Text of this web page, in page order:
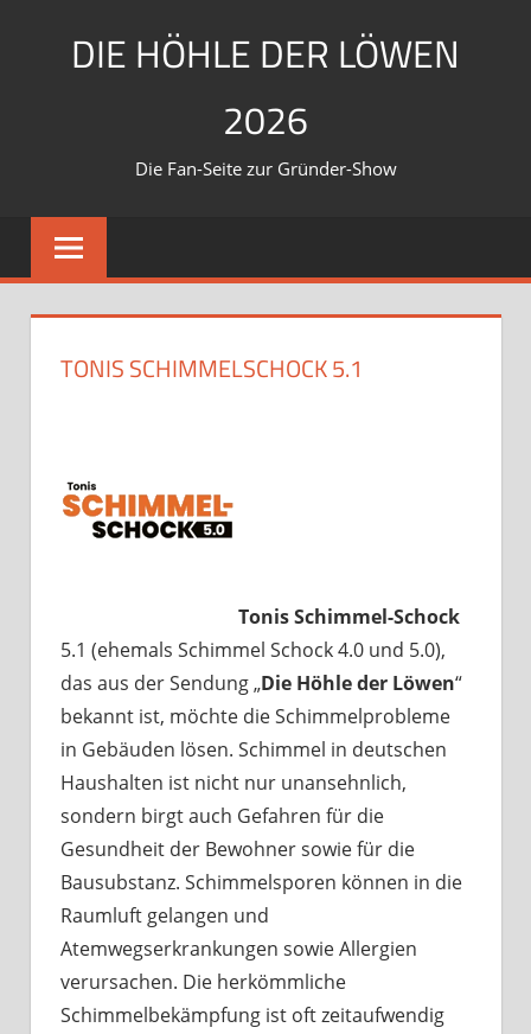
DIE HÖHLE DER LÖWEN
2026
Die Fan-Seite zur Gründer-Show
TONIS SCHIMMELSCHOCK 5.1
Tonis Schimmel-Schock
5.1 (ehemals Schimmel Schock 4.0 und 5.0),
das aus der Sendung „Die Höhle der Löwen“
bekannt ist, möchte die Schimmelprobleme
in Gebäuden lösen. Schimmel in deutschen
Haushalten ist nicht nur unansehnlich,
sondern birgt auch Gefahren für die
Gesundheit der Bewohner sowie für die
Bausubstanz. Schimmelsporen können in die
Raumluft gelangen und
Atemwegserkrankungen sowie Allergien
verursachen. Die herkömmliche
Schimmelbekämpfung ist oft zeitaufwendig